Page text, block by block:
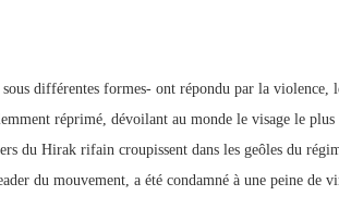
différentes formes- ont répondu par la violence,
réprimé, dévoilant au monde le visage le
du Hirak rifain croupissent dans les geôles du
du mouvement, a été condamné à une peine de